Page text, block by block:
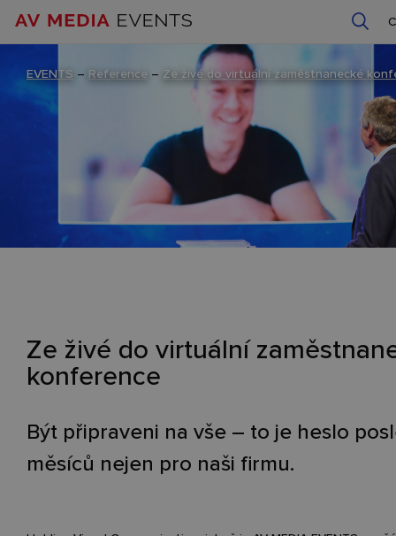
EVENTS – Reference – Ze živé do virtuální zaměstnanecké
Ze živé do virtuální
konference
Být připraveni na vše – to je heslo
měsíců nejen pro naši firmu.